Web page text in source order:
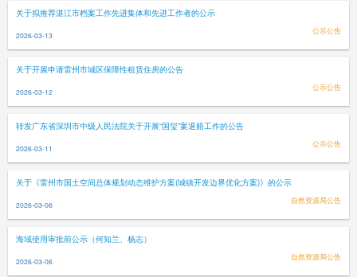
关于拟推荐湛江市档案工作先进集体和先进工作者的公示
2026-03-13 公示公告
关于开展申请雷州市城区保障性租赁住房的公告
2026-03-12 公示公告
转发广东省深圳市中级人民法院关于开展“国玺”案退赔工作的公告
2026-03-11 公示公告
关于《雷州市国土空间总体规划动态维护方案(城镇开发边界优化方案)》的公示
2026-03-06 自然资源局公告
海域使用审批前公示（何知兰、杨志）
2026-03-06 自然资源局公告